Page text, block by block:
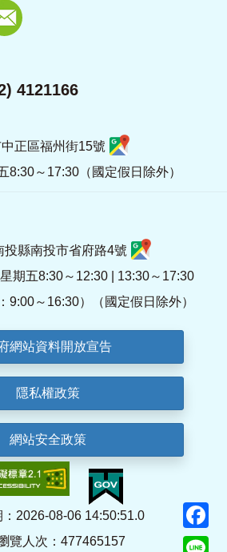
4121166
正區福州街15號
8:30～17:30（國定假日除外）
投縣南投市省府路4號
期五8:30～12:30 | 13:30～17:30
9:00～16:30）（國定假日除外）
網站資料開放宣告
隱私權政策
網站安全政策
2026-08-06 14:50:51.0
覽人次：477465157